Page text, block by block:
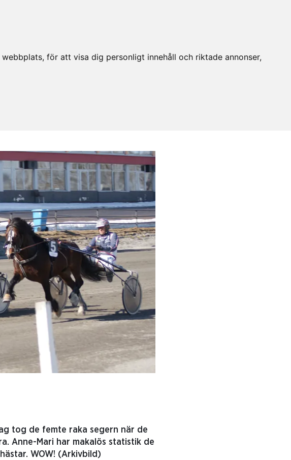
för att visa dig personligt innehåll och riktade annonser,
tog de femte raka segern när de
Anne-Mari har makalös statistik de
WOW! (Arkivbild)